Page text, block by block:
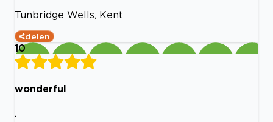
Tunbridge Wells, Kent
delen
10
wonderful
.